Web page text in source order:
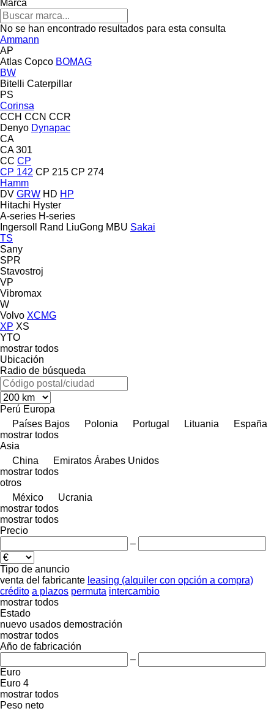
Marca
No se han encontrado resultados para esta consulta
Ammann
AP
Atlas Copco BOMAG
BW
Bitelli Caterpillar
PS
Corinsa
CCH CCN CCR
Denyo Dynapac
CA
CA 301
CC CP
CP 142 CP 215 CP 274
Hamm
DV GRW HD HP
Hitachi Hyster
A-series H-series
Ingersoll Rand LiuGong MBU Sakai
TS
Sany
SPR
Stavostroj
VP
Vibromax
W
Volvo XCMG
XP XS
YTO
mostrar todos
Ubicación
Radio de búsqueda
Perú Europa
Países Bajos
Polonia Portugal Lituania
España
mostrar todos
Asia
China
Emiratos Árabes Unidos
mostrar todos
otros
México
Ucrania
mostrar todos
mostrar todos
Precio
–
Tipo de anuncio
venta del fabricante leasing (alquiler con opción a compra)
crédito a plazos permuta intercambio
mostrar todos
Estado
nuevo usados demostración
mostrar todos
Año de fabricación
–
Euro
Euro 4
mostrar todos
Peso neto